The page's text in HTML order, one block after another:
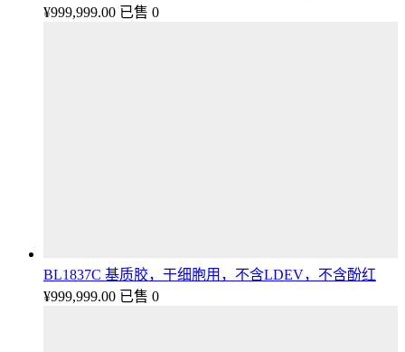
¥999,999.00 已售 0
BL1837C 基质胶，干细胞用，不含LDEV，不含酚红
¥999,999.00 已售 0